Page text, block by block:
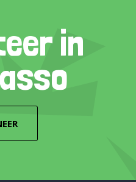
in